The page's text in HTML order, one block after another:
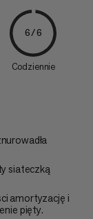
6/6
Codziennie
siateczką
amortyzację i
pięty.